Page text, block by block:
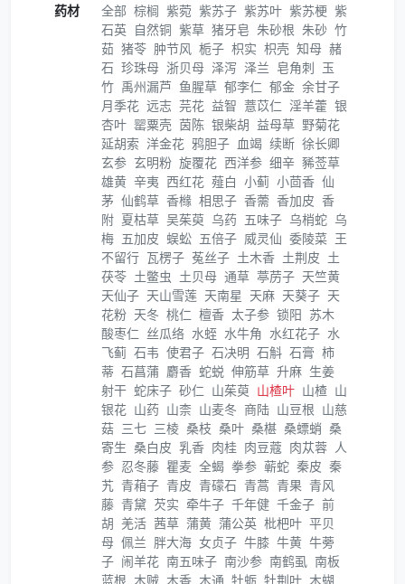
药材 全部 棕榈 紫菀 紫苏子 紫苏叶 紫苏梗 紫
石英 自然铜 紫草 猪牙皂 朱砂根 朱砂 竹
茹 猪苓 肿节风 栀子 枳实 枳壳 知母 赭
石 珍珠母 浙贝母 泽泻 泽兰 皂角刺 玉
竹 禹州漏芦 鱼腥草 郁李仁 郁金 余甘子
月季花 远志 芫花 益智 薏苡仁 淫羊藿 银
杏叶 罂粟壳 茵陈 银柴胡 益母草 野菊花
延胡索 洋金花 鸦胆子 血竭 续断 徐长卿
玄参 玄明粉 旋覆花 西洋参 细辛 豨莶草
雄黄 辛夷 西红花 薤白 小蓟 小茴香 仙
茅 仙鹤草 香橼 相思子 香薷 香加皮 香
附 夏枯草 吴茱萸 乌药 五味子 乌梢蛇 乌
梅 五加皮 蜈蚣 五倍子 威灵仙 委陵菜 王
不留行 瓦楞子 菟丝子 土木香 土荆皮 土
茯苓 土鳖虫 土贝母 通草 葶苈子 天竺黄
天仙子 天山雪莲 天南星 天麻 天葵子 天
花粉 天冬 桃仁 檀香 太子参 锁阳 苏木
酸枣仁 丝瓜络 水蛭 水牛角 水红花子 水
飞蓟 石韦 使君子 石决明 石斛 石膏 柿
蒂 石菖蒲 麝香 蛇蜕 伸筋草 升麻 生姜
射干 蛇床子 砂仁 山茱萸 山楂叶 山楂 山
银花 山药 山柰 山麦冬 商陆 山豆根 山慈
菇 三七 三棱 桑枝 桑叶 桑椹 桑螵蛸 桑
寄生 桑白皮 乳香 肉桂 肉豆蔻 肉苁蓉 人
参 忍冬藤 瞿麦 全蝎 拳参 蕲蛇 秦皮 秦
艽 青葙子 青皮 青礞石 青蒿 青果 青风
藤 青黛 芡实 牵牛子 千年健 千金子 前
胡 羌活 茜草 蒲黄 蒲公英 枇杷叶 平贝
母 佩兰 胖大海 女贞子 牛膝 牛黄 牛蒡
子 闹羊花 南五味子 南沙参 南鹤虱 南板
蓝根 木贼 木香 木通 牡蛎 牡荆叶 木蝴